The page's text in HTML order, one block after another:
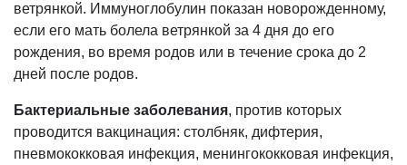
ветрянкой. Иммуноглобулин показан новорожденному,
если его мать болела ветрянкой за 4 дня до его
рождения, во время родов или в течение срока до 2
дней после родов.
Бактериальные заболевания, против которых
проводится вакцинация: столбняк, дифтерия,
пневмококковая инфекция, менингококковая инфекция,